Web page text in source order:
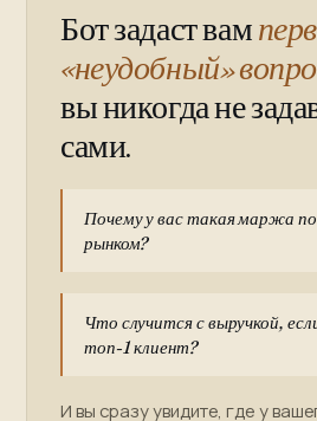
Бот задаст вам
«неудобный»
вы никогда не
сами.
Почему у вас такая маржа
рынком?
Что случится с выручкой,
топ-1 клиент?
И вы сразу увидите, где у